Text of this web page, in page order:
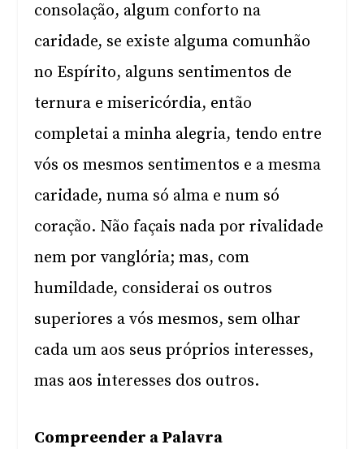
consolação, algum conforto na
caridade, se existe alguma comunhão
no Espírito, alguns sentimentos de
ternura e misericórdia, então
completai a minha alegria, tendo entre
vós os mesmos sentimentos e a mesma
caridade, numa só alma e num só
coração. Não façais nada por rivalidade
nem por vanglória; mas, com
humildade, considerai os outros
superiores a vós mesmos, sem olhar
cada um aos seus próprios interesses,
mas aos interesses dos outros.
Compreender a Palavra